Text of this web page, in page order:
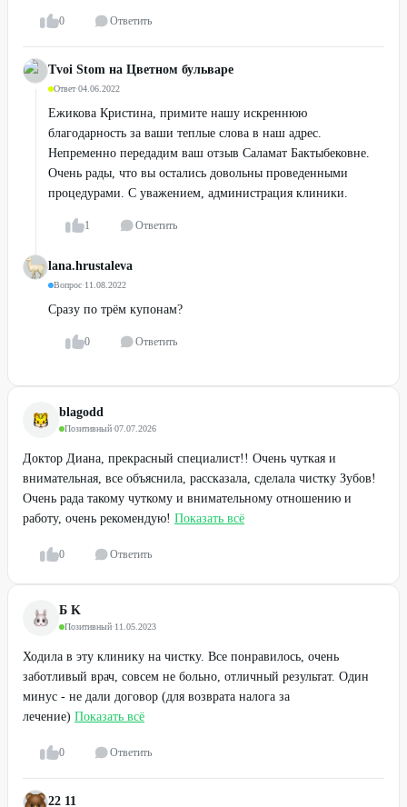
0 Ответить
Tvoi Stom на Цветном бульваре
Ответ·04.06.2022
Ежикова Кристина, примите нашу искреннюю
благодарность за ваши теплые слова в наш адрес.
Непременно передадим ваш отзыв Саламат Бактыбековне.
Очень рады, что вы остались довольны проведенными
процедурами. С уважением, администрация клиники.
1 Ответить
lana.hrustaleva
Вопрос·11.08.2022
Сразу по трём купонам?
0 Ответить
blagodd
Позитивный·07.07.2026
Доктор Диана, прекрасный специалист!! Очень чуткая и
внимательная, все объяснила, рассказала, сделала чистку Зубов!
Очень рада такому чуткому и внимательному отношению и
работу, очень рекомендую! Показать всё
0 Ответить
Б K
Позитивный·11.05.2023
Ходила в эту клинику на чистку. Все понравилось, очень
заботливый врач, совсем не больно, отличный результат. Один
минус - не дали договор (для возврата налога за
лечение) Показать всё
0 Ответить
22 11